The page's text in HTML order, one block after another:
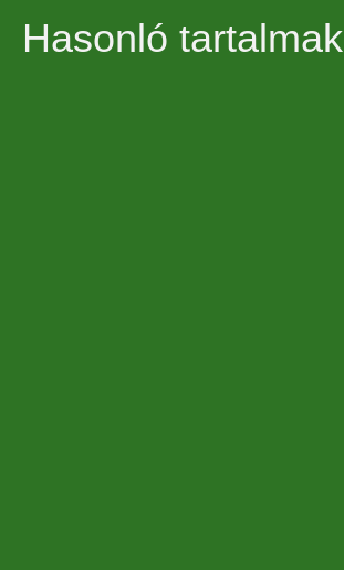
Hasonló tartalmak